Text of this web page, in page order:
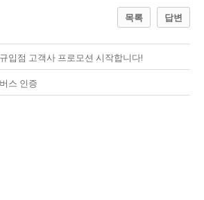
목록 답변
입점 고객사 프로모션 시작합니다!
스 인증